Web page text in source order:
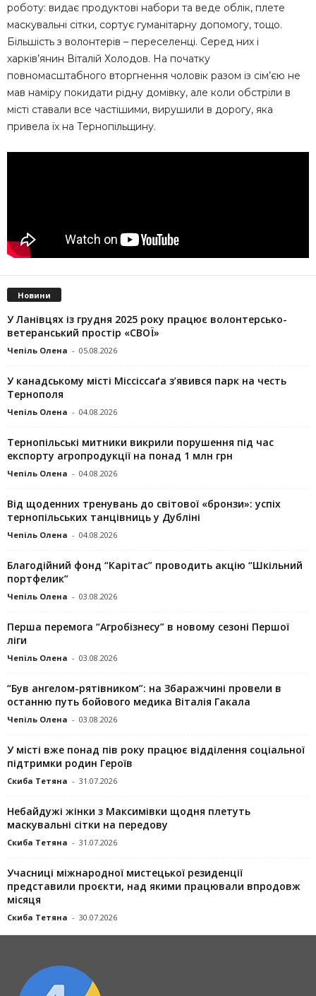
роботу: видає продуктові набори та веде облік, плете
маскувальні сітки, сортує гуманітарну допомогу, тощо.
Більшість з волонтерів – переселенці. Серед них і
харків’янин Віталій Холодов. На початку
повномасштабного вторгнення чоловік разом із сім’єю не
мав наміру покидати рідну домівку, але коли обстріли в
місті ставали все частішими, вирушили в дорогу, яка
привела їх на Тернопільщину.
Новини
У Ланівцях із грудня 2025 року працює волонтерсько-
ветеранський простір «СВОЇ»
Чепіль Олена - 05.08.2026
У канадському місті Міссіссаґа з’явився парк на честь
Тернополя
Чепіль Олена - 04.08.2026
Тернопільські митники викрили порушення під час
експорту агропродукції на понад 1 млн грн
Чепіль Олена - 04.08.2026
Від щоденних тренувань до світової «бронзи»: успіх
тернопільських танцівниць у Дубліні
Чепіль Олена - 04.08.2026
Благодійний фонд “Карітас” проводить акцію “Шкільний
портфелик”
Чепіль Олена - 03.08.2026
Перша перемога “Агробізнесу” в новому сезоні Першої
ліги
Чепіль Олена - 03.08.2026
“Був ангелом-рятівником”: на Збаражчині провели в
останню путь бойового медика Віталія Гакала
Чепіль Олена - 03.08.2026
У місті вже понад пів року працює відділення соціальної
підтримки родин Героїв
Скиба Тетяна - 31.07.2026
Небайдужі жінки з Максимівки щодня плетуть
маскувальні сітки на передову
Скиба Тетяна - 31.07.2026
Учасниці міжнародної мистецької резиденції
представили проєкти, над якими працювали впродовж
місяця
Скиба Тетяна - 30.07.2026